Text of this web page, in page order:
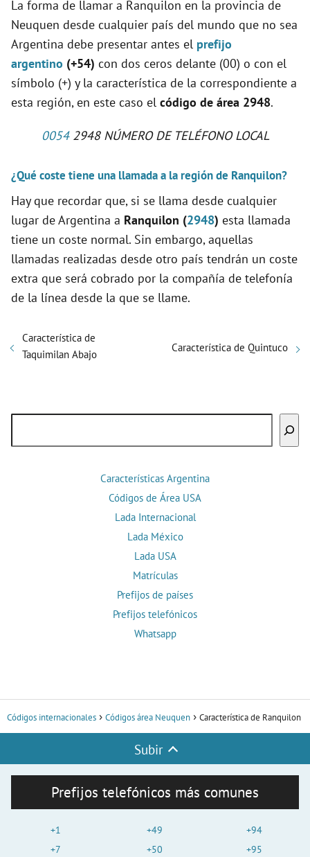
La forma de llamar a Ranquilon en la provincia de
Neuquen desde cualquier país del mundo que no sea
Argentina debe presentar antes el prefijo
argentino (+54) con dos ceros delante (00) o con el
símbolo (+) y la característica de la correspondiente a
esta región, en este caso el código de área 2948.
00542948 NÚMERO DE TELÉFONO LOCAL
¿Qué coste tiene una llamada a la región de Ranquilon?
Hay que recordar que, si se llama desde cualquier
lugar de Argentina a Ranquilon (2948) esta llamada
tiene un coste normal. Sin embargo, aquellas
llamadas realizadas desde otro país tendrán un coste
extra que será cobrado por la compañía de telefonía
de la línea desde la que se llame.
Característica de
Taquimilan Abajo
Característica de Quintuco
Características Argentina
Códigos de Área USA
Lada Internacional
Lada México
Lada USA
Matrículas
Prefijos de países
Prefijos telefónicos
Whatsapp
Códigos internacionales Códigos área Neuquen Característica de Ranquilon
Subir
Prefijos telefónicos más comunes
+1
+7
+49
+50
+94
+95